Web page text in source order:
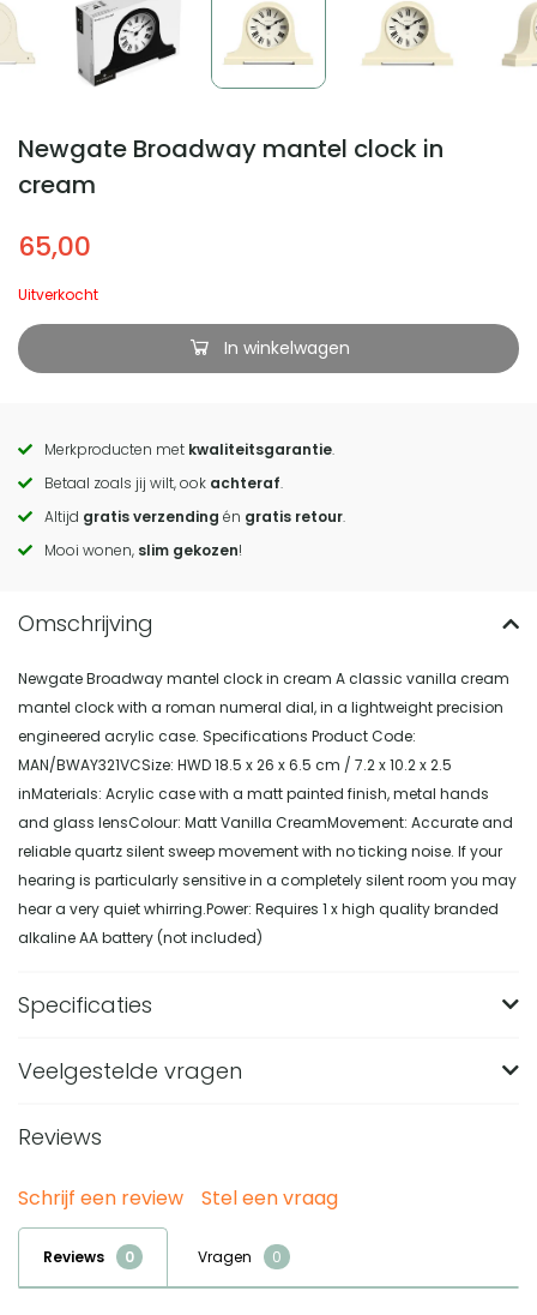
Newgate Broadway mantel clock in
cream
65,00
Uitverkocht
In winkelwagen
Call
to
actions
Merkproducten met kwaliteitsgarantie.
Betaal zoals jij wilt, ook achteraf.
Altijd gratis verzending én gratis retour.
Mooi wonen, slim gekozen!
Newgate Broadway mantel clock in cream A classic vanilla cream
mantel clock with a roman numeral dial, in a lightweight precision
engineered acrylic case. Specifications Product Code:
MAN/BWAY321VCSize: HWD 18.5 x 26 x 6.5 cm / 7.2 x 10.2 x 2.5
inMaterials: Acrylic case with a matt painted finish, metal hands
and glass lensColour: Matt Vanilla CreamMovement: Accurate and
reliable quartz silent sweep movement with no ticking noise. If your
hearing is particularly sensitive in a completely silent room you may
hear a very quiet whirring.Power: Requires 1 x high quality branded
alkaline AA battery (not included)
Specificaties
Kleur Gebroken wit
Breedte (in CM) 26
Lengte (in CM) 6.5
Veelgestelde vragen
Wat zijn de afmetingen van de Newgate
De Newgate Broadway mantel clock in cream is 18,5 cm
hoog, 26 cm breed en 6,5 cm diep. Door dit compacte
Van welk materiaal is deze Newgate mantelklok
gemaakt?
De klok heeft een lichtgewicht acryl behuizing met een
Reviews
Schrijf een review Stel een vraag
Reviews Vragen